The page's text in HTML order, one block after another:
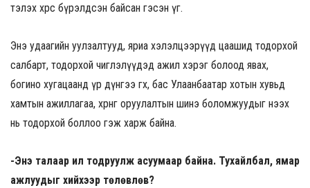
тэлэх хөрс бүрэлдсэн байсан гэсэн үг.
Энэ удаагийн уулзалтууд, яриа хэлэлцээрүүд цаашид тодорхой
салбарт, тодорхой чиглэлүүдэд ажил хэрэг болоод явах,
богино хугацаанд үр дүнгээ өгөх, бас Улаанбаатар хотын хувьд
хамтын ажиллагаа, хөрөнгө оруулалтын шинэ боломжуудыг нээх
нь тодорхой боллоо гэж харж байна.
-Энэ талаар илүү тодруулж асуумаар байна. Тухайлбал, ямар
ажлуудыг хийхээр төлөвлөв?